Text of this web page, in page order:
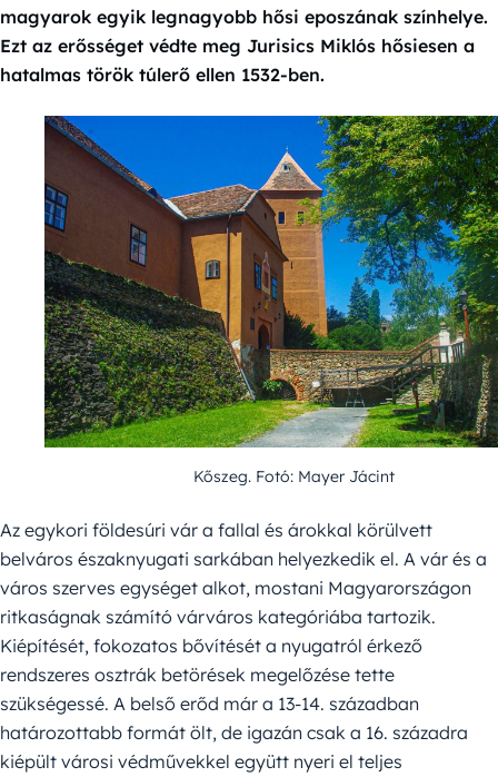
magyarok egyik legnagyobb hősi eposzának színhelye.
Ezt az erősséget védte meg Jurisics Miklós hősiesen a
hatalmas török túlerő ellen 1532-ben.
Kőszeg. Fotó: Mayer Jácint
Az egykori földesúri vár a fallal és árokkal körülvett
belváros északnyugati sarkában helyezkedik el. A vár és a
város szerves egységet alkot, mostani Magyarországon
ritkaságnak számító várváros kategóriába tartozik.
Kiépítését, fokozatos bővítését a nyugatról érkező
rendszeres osztrák betörések megelőzése tette
szükségessé. A belső erőd már a 13-14. században
határozottabb formát ölt, de igazán csak a 16. századra
kiépült városi védművekkel együtt nyeri el teljes